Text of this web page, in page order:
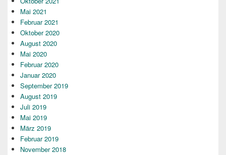
Mai 2021
Februar 2021
Oktober 2020
August 2020
Mai 2020
Februar 2020
Januar 2020
September 2019
August 2019
Juli 2019
Mai 2019
März 2019
Februar 2019
November 2018